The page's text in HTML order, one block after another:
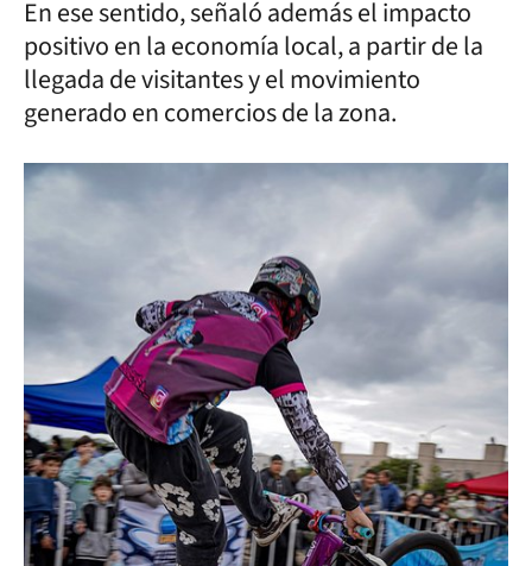
En ese sentido, señaló además el impacto
positivo en la economía local, a partir de la
llegada de visitantes y el movimiento
generado en comercios de la zona.